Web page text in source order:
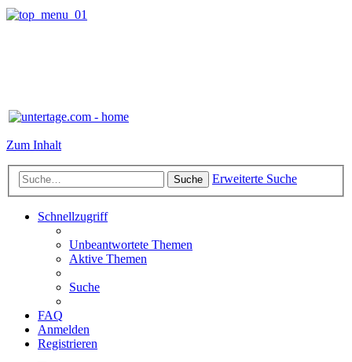
Zum Inhalt
Suche Erweiterte Suche
Schnellzugriff
Unbeantwortete Themen
Aktive Themen
Suche
FAQ
Anmelden
Registrieren